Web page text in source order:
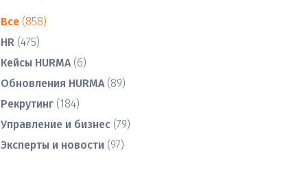
Все (858)
HR (475)
Кейсы HURMA (6)
Обновления HURMA (89)
Рекрутинг (184)
Управление и бизнес (79)
Эксперты и новости (97)